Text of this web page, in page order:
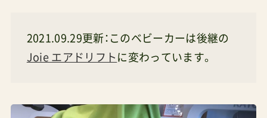
2021.09.29更新：このベビーカーは後継の
Joie エアドリフト に変わっています。